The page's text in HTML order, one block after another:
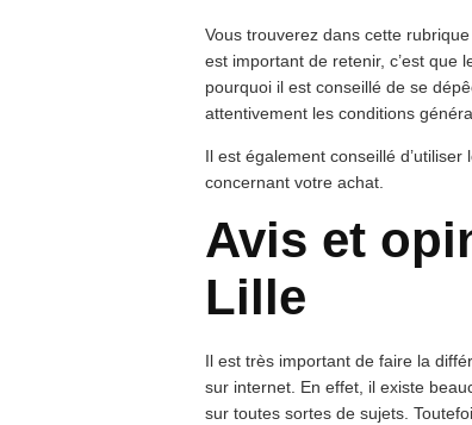
Vous trouverez dans cette
est important de retenir, c’est que
pourquoi il est conseillé de se
attentivement les conditions
Il est également conseillé
concernant votre achat.
Avis et
Lille
Il est très important de faire la
sur internet. En effet, il existe
sur toutes sortes de sujets.